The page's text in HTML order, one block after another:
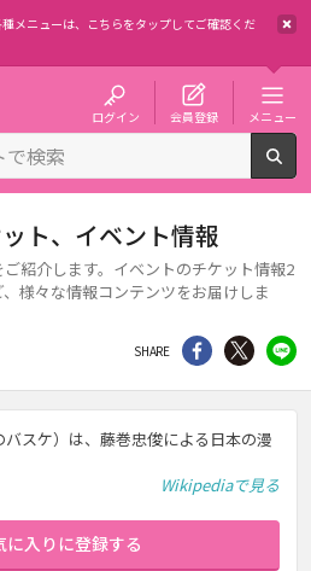
メニューは、
こちらをタップしてご確認くだ
ログイン 会員登録 メニュー
ト、イベント情報
紹介します。イベントのチケット情報2
様々な情報コンテンツをお届けしま
SHARE シェア Twitter
バスケ）は、藤巻忠俊による日本の漫
Wikipediaで見る
に入りに登録する